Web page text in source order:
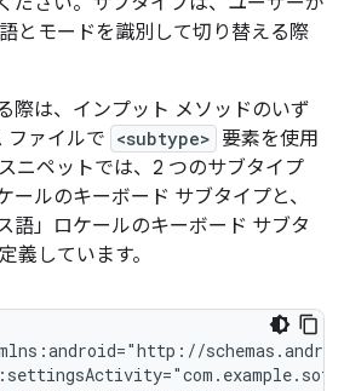
とモードを識別して切り替える際
際は、インプット メソッドのいず
ファイルで <subtype> 要素を使用
ニペットでは、2 つのサブタイプ
ールのキーボード サブタイプと、
語」ロケールのキーボード サブタ
義しています。